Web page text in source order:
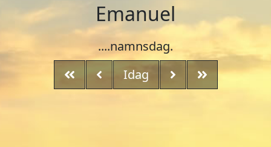
Emanuel
....namnsdag.
Idag